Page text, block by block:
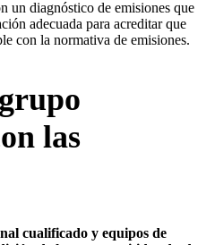
un diagnóstico de emisiones que
adecuada para acreditar que
con la normativa de emisiones.
las
cualificado y equipos de